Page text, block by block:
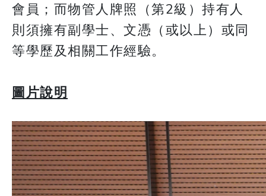
會員；而物管人牌照（第2級）持有人
則須擁有副學士、文憑（或以上）或同
等學歷及相關工作經驗。
圖片說明